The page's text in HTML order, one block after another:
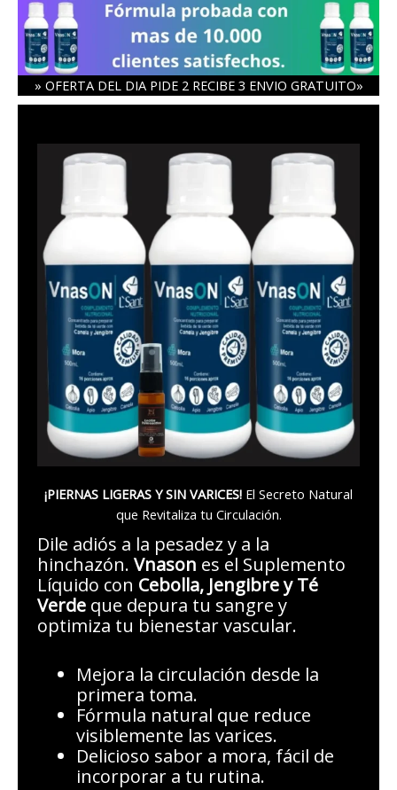
contenido
» OFERTA DEL DIA PIDE 2 RECIBE 3 ENVIO GRATUITO»
¡PIERNAS LIGERAS Y SIN VARICES! El Secreto Natural
que Revitaliza tu Circulación.
Dile adiós a la pesadez y a la
hinchazón. Vnason es el Suplemento
Líquido con Cebolla, Jengibre y Té
Verdeque depura tu sangre y
optimiza tu bienestar vascular.
Mejora la circulación desde la
primera toma.
Fórmula natural que reduce
visiblemente las varices.
Delicioso sabor a mora, fácil de
incorporar a tu rutina.